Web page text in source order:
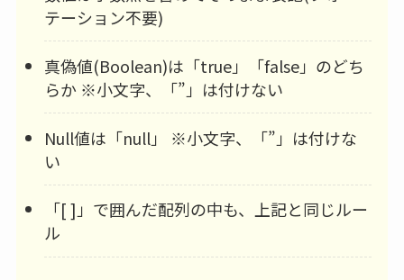
テーション不要)
真偽値(Boolean)は「true」「false」のどち
らか ※小文字、「”」は付けない
Null値は「null」 ※小文字、「”」は付けな
い
「[ ]」で囲んだ配列の中も、上記と同じルー
ル